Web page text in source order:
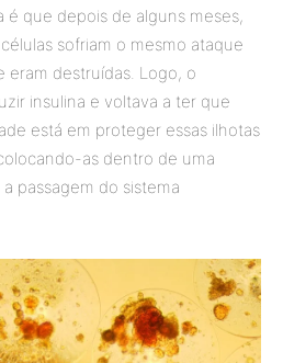
é que depois de alguns meses,
sofriam o mesmo ataque
eram destruídas. Logo, o
insulina e voltava a ter que
está em proteger essas ilhotas
as dentro de uma
passagem do sistema